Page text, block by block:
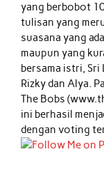
yang berbobot
tulisan yang
suasana yang
maupun yang
bersama istri,
Rizky dan Alya.
The Bobs
ini berhasil
dengan voting